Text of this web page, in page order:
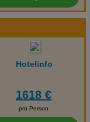
(kostenlos) und
Klimaanlage.
Grand Luxury
ausgestattet mit
Babybett
(geg. Gebühr),
TV sowie
regulierbarer
m²). Handtücher
Hotelinfo
1618 €
pro Person